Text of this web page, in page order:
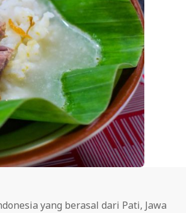
yang berasal dari Pati, Jawa